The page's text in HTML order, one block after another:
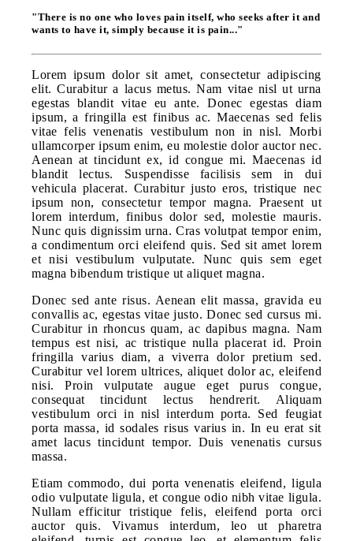
"There is no one who loves pain itself, who seeks after it and
wants to have it, simply because it is pain..."
Lorem ipsum dolor sit amet, consectetur adipiscing
elit. Curabitur a lacus metus. Nam vitae nisl ut urna
egestas blandit vitae eu ante. Donec egestas diam
ipsum, a fringilla est finibus ac. Maecenas sed felis
vitae felis venenatis vestibulum non in nisl. Morbi
ullamcorper ipsum enim, eu molestie dolor auctor nec.
Aenean at tincidunt ex, id congue mi. Maecenas id
blandit lectus. Suspendisse facilisis sem in dui
vehicula placerat. Curabitur justo eros, tristique nec
ipsum non, consectetur tempor magna. Praesent ut
lorem interdum, finibus dolor sed, molestie mauris.
Nunc quis dignissim urna. Cras volutpat tempor enim,
a condimentum orci eleifend quis. Sed sit amet lorem
et nisi vestibulum vulputate. Nunc quis sem eget
magna bibendum tristique ut aliquet magna.
Donec sed ante risus. Aenean elit massa, gravida eu
convallis ac, egestas vitae justo. Donec sed cursus mi.
Curabitur in rhoncus quam, ac dapibus magna. Nam
tempus est nisi, ac tristique nulla placerat id. Proin
fringilla varius diam, a viverra dolor pretium sed.
Curabitur vel lorem ultrices, aliquet dolor ac, eleifend
nisi. Proin vulputate augue eget purus congue,
consequat tincidunt lectus hendrerit. Aliquam
vestibulum orci in nisl interdum porta. Sed feugiat
porta massa, id sodales risus varius in. In eu erat sit
amet lacus tincidunt tempor. Duis venenatis cursus
massa.
Etiam commodo, dui porta venenatis eleifend, ligula
odio vulputate ligula, et congue odio nibh vitae ligula.
Nullam efficitur tristique felis, eleifend porta orci
auctor quis. Vivamus interdum, leo ut pharetra